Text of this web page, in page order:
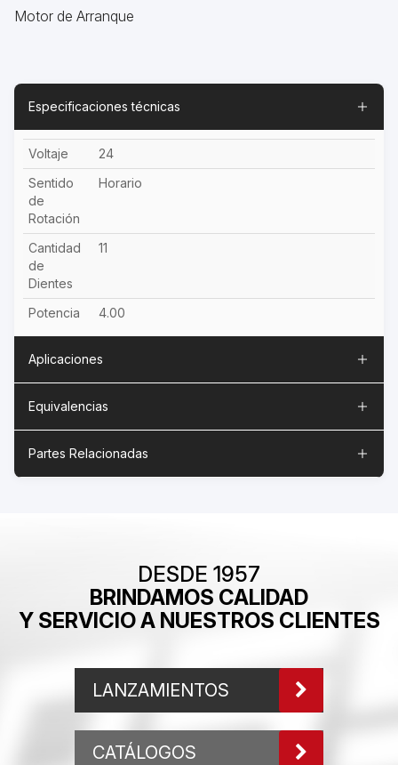
Motor de Arranque
Especificaciones técnicas
Voltaje
24
Sentido
de
Rotación
Horario
Cantidad
de
Dientes
11
Potencia 4.00
Aplicaciones
Equivalencias
Partes Relacionadas
DESDE 1957
BRINDAMOS CALIDAD
Y SERVICIO A NUESTROS CLIENTES
LANZAMIENTOS
CATÁLOGOS